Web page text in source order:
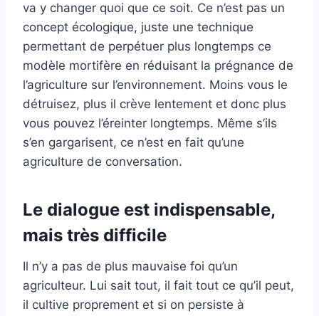
va y changer quoi que ce soit. Ce n’est pas un
concept écologique, juste une technique
permettant de perpétuer plus longtemps ce
modèle mortifère en réduisant la prégnance de
l’agriculture sur l’environnement. Moins vous le
détruisez, plus il crève lentement et donc plus
vous pouvez l’éreinter longtemps. Même s’ils
s’en gargarisent, ce n’est en fait qu’une
agriculture de conversation.
Le dialogue est indispensable,
mais très difficile
Il n’y a pas de plus mauvaise foi qu’un
agriculteur. Lui sait tout, il fait tout ce qu’il peut,
il cultive proprement et si on persiste à